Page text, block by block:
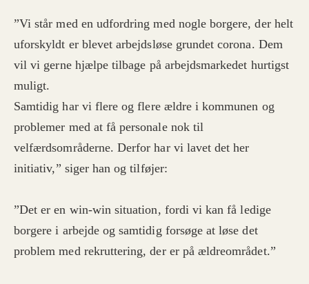
”Vi står med en udfordring med nogle borgere, der helt
uforskyldt er blevet arbejdsløse grundet corona. Dem
vil vi gerne hjælpe tilbage på arbejdsmarkedet hurtigst
muligt.
Samtidig har vi flere og flere ældre i kommunen og
problemer med at få personale nok til
velfærdsområderne. Derfor har vi lavet det her
initiativ,” siger han og tilføjer:
”Det er en win-win situation, fordi vi kan få ledige
borgere i arbejde og samtidig forsøge at løse det
problem med rekruttering, der er på ældreområdet.”